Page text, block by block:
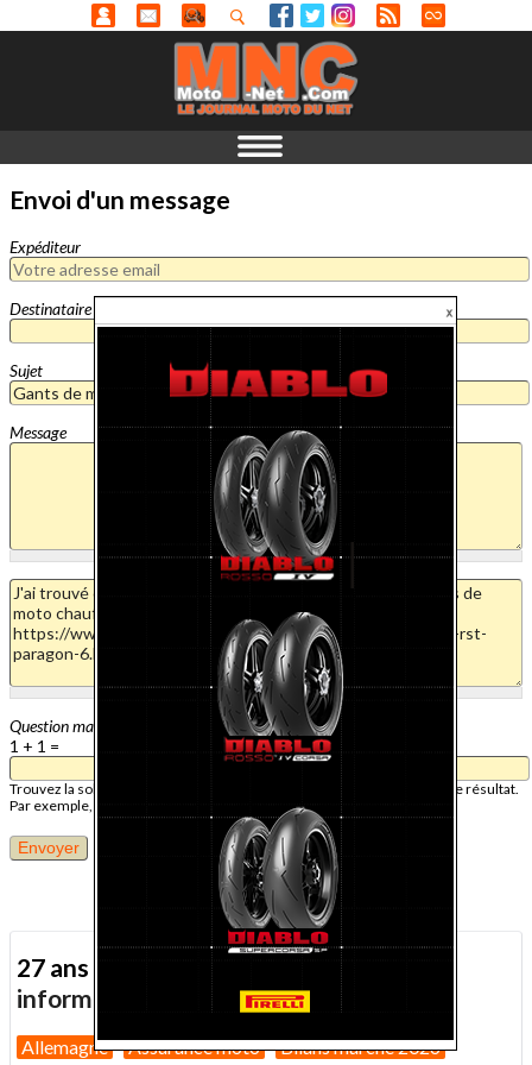
Envoi d'un message
Expéditeur
Destinataire
Sujet
Message
Question mathématique
1 + 1 =
Trouvez la solution de ce problème mathématique simple et saisissez le résultat.
Par exemple, pour 1 + 3, saisissez 4.
27 ans d'actualité moto :
toutes nos
informations depuis 1999 !
Allemagne Assurance moto Bilans marché 2026